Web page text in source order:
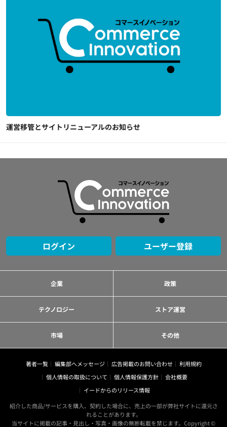
運営移管とサイトリニューアルのお知らせ
ログイン ユーザー登録
企業 政策
テクノロジー ストア運営
市場 その他
著者一覧 編集部へメッセージ 広告掲載のお問い合わせ
利用規約
個人情報の取扱について
個人情報保護方針
会社概要
イードからのリリース情報
紹介した商品/サービスを購入、契約した場合に、売上の一部が弊社サイトに還元さ
れることがあります。
当サイトに掲載の記事・見出し・写真・画像の無断転載を禁じます。Copyright ©